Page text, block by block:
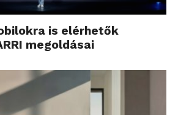
is elérhetők
megoldásai